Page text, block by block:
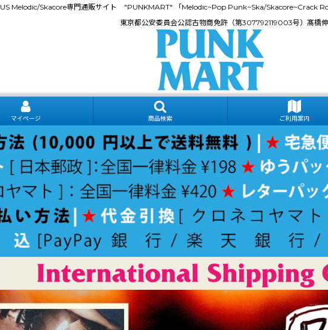
US Melodic/Skacore専門通販サイト "PUNKMART" 「Melodic~Pop Punk~Ska/Skacore~Crack
東京都公安委員会公認古物商免許（第307792119003号）髙橋
マイページ 商品検索 ご利用案内